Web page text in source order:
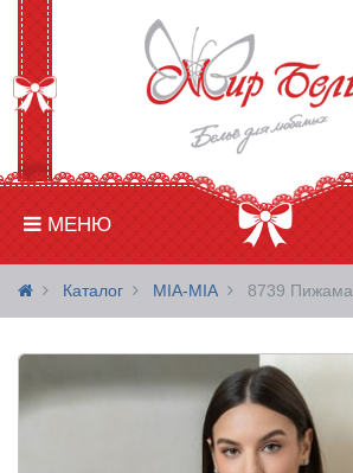
МЕНЮ
Каталог MIA-MIA 8739 Пижама